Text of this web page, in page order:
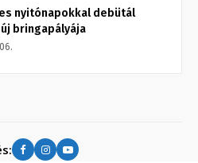
nyitónapokkal debütál
új bringapályája